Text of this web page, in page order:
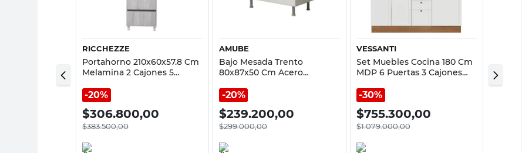
RICCHEZZE
Portahorno 210x60x57.8 Cm
Melamina 2 Cajones 5
Arcilla Sorrento Ricchezze
20%
$306.800,00
$383.500,00
Vista rápida
AMUBE
Bajo Mesada Trento
80x87x50 Cm Acero
Amube
20%
$239.200,00
$299.000,00
Vista rápida
VESSANTI
Set Muebles Cocina 180 Cm
MDP 6 Puertas 3 Cajones
30%
$755.300,00
$1.079.000,00
Puerta